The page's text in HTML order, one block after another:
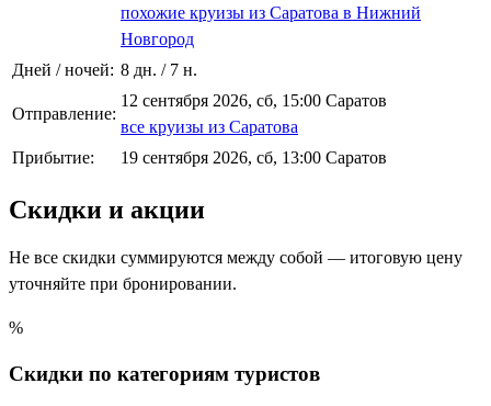
похожие круизы из Саратова в Нижний
Новгород
Дней / ночей: 8 дн. / 7 н.
Отправление:
12 сентября 2026, сб, 15:00 Саратов
все круизы из Саратова
Прибытие:
19 сентября 2026, сб, 13:00 Саратов
Скидки и акции
Не все скидки суммируются между собой — итоговую цену
уточняйте при бронировании.
%
Скидки по категориям туристов